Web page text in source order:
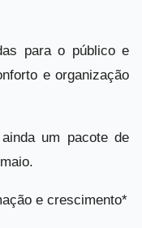
para o público e
e organização
um pacote de
e crescimento*